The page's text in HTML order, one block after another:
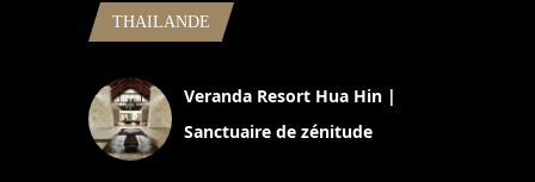
THAILANDE
Veranda Resort Hua Hin |
Sanctuaire de zénitude